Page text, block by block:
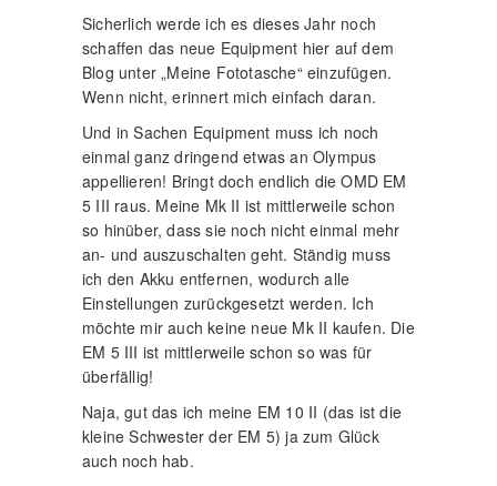
Sicherlich werde ich es dieses Jahr noch
schaffen das neue Equipment hier auf dem
Blog unter „Meine Fototasche“ einzufügen.
Wenn nicht, erinnert mich einfach daran.
Und in Sachen Equipment muss ich noch
einmal ganz dringend etwas an Olympus
appellieren! Bringt doch endlich die OMD EM
5 III raus. Meine Mk II ist mittlerweile schon
so hinüber, dass sie noch nicht einmal mehr
an- und auszuschalten geht. Ständig muss
ich den Akku entfernen, wodurch alle
Einstellungen zurückgesetzt werden. Ich
möchte mir auch keine neue Mk II kaufen. Die
EM 5 III ist mittlerweile schon so was für
überfällig!
Naja, gut das ich meine EM 10 II (das ist die
kleine Schwester der EM 5) ja zum Glück
auch noch hab.